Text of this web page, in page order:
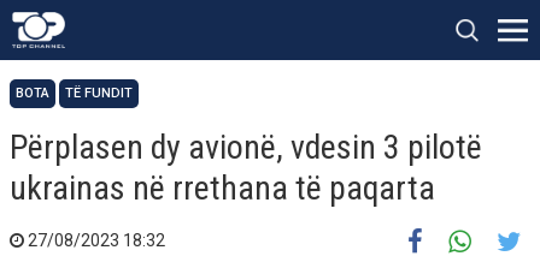
BOTA TË FUNDIT
Përplasen dy avionë, vdesin 3 pilotë
ukrainas në rrethana të paqarta
27/08/2023 18:32